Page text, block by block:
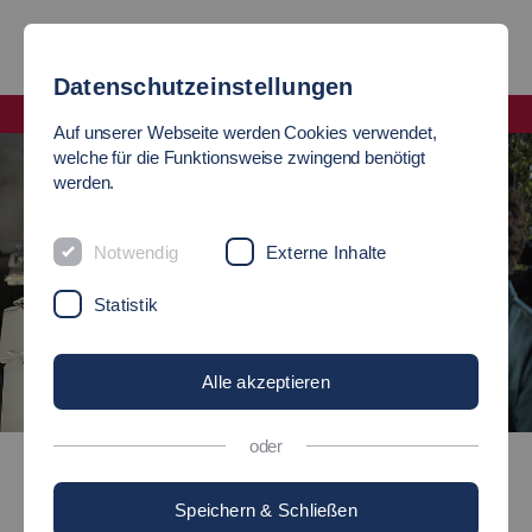
©
Ingenieurpädagogik Informationstechnik-Elektrotechnik
Bachelor of Science (B.Sc.)
Datenschutzeinstellungen
Auf unserer Webseite werden Cookies verwendet,
welche für die Funktionsweise zwingend benötigt
werden.
Notwendig Externe Inhalte
Statistik
Alle akzeptieren
oder
Speichern & Schließen